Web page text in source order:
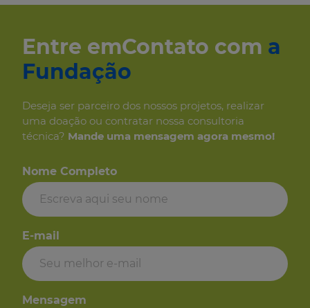
Entre emContato com a
Fundação
Deseja ser parceiro dos nossos projetos, realizar
uma doação ou contratar nossa consultoria
técnica? Mande uma mensagemagora mesmo!
Nome Completo
E-mail
Mensagem